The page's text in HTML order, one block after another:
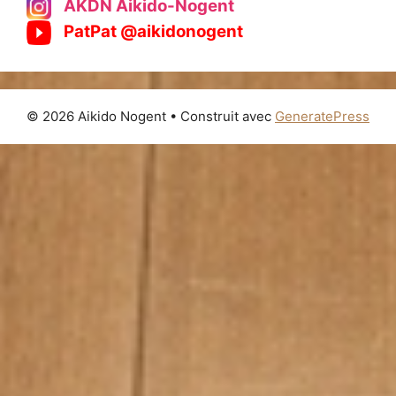
AKDN Aikido-Nogent
PatPat @aikidonogent
© 2026 Aikido Nogent • Construit avec GeneratePress